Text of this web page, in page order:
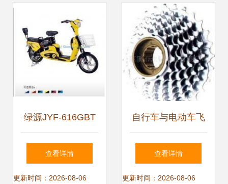
浪潮
绿源JYF-616GBT
电动自行车 490元
高性价比的城市出
查看详情
更新时间：2026-08-06
自行车与电动车飞
轮全解析 从供应、
价格到优质厂家
查看详情
更新时间：2026-08-06